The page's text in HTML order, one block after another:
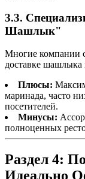
3.3.
Шашлык"
Многие компании
доставке
Плюсы:
маринада, часто
посетителей.
Минусы:
полноценных
Раздел 4:
Идеально